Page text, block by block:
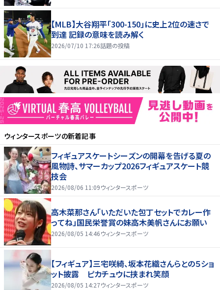
【MLB】大谷翔平「300-150」に史上2位の速さで
到達 記録の意味を読み解く
2026/07/10 17:26話題の投稿
ウィンタースポーツの新着記事
フィギュアスケートシーズンの開幕を告げる夏の
風物詩、サマーカップ2026フィギュアスケート競
技会
2026/08/06 11:09ウィンタースポーツ
高木菜那さん「いただいた包丁セットでカレー作
ってね」国民栄誉賞の妹高木美帆さんにお願い
2026/08/05 14:46ウィンタースポーツ
【フィギュア】三宅咲綺、坂本花織さんらとの５ショ
ット披露 ピカチュウに挟まれ笑顔
2026/08/05 14:27ウィンタースポーツ